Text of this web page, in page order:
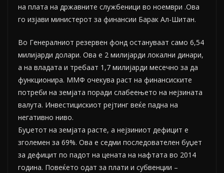
на плата на државните службеници во ноември .Ова
го изјави министерот за финансии Барак Ал-Шитан.
Во Генералниот резервен фонд остануваат само 6,54
милијарди долари. Ова е 2 милијарди локални динари,
а на владата и требаат 1,7 милијарди месечно за да
функционира. ММФ очекува раст на финансиските
потреби на земјата поради слабеењето на нејзината
валута. Инвестицискиот рејтинг веќе падна на
негативно ниво.
Буџетот на земјата расте, а нејзиниот дефицит е
зголемен за 69%. Ова е седми последователен буџет
за дефицит по падот на цената на нафтата во 2014
година. Повеќето одат за плати и субвенции –